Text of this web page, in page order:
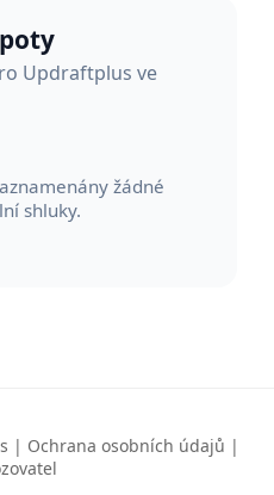
Updraftplus ve
žádné
shluky.
| Ochrana osobních údajů |